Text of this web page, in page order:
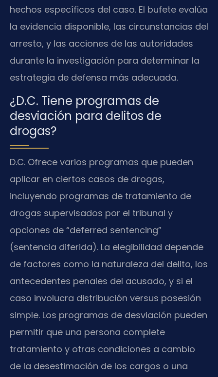
hechos específicos del caso. El bufete evalúa
la evidencia disponible, las circunstancias del
arresto, y las acciones de las autoridades
durante la investigación para determinar la
estrategia de defensa más adecuada.
¿D.C. Tiene programas de
desviación para delitos de
drogas?
D.C. Ofrece varios programas que pueden
aplicar en ciertos casos de drogas,
incluyendo programas de tratamiento de
drogas supervisados por el tribunal y
opciones de “deferred sentencing”
(sentencia diferida). La elegibilidad depende
de factores como la naturaleza del delito, los
antecedentes penales del acusado, y si el
caso involucra distribución versus posesión
simple. Los programas de desviación pueden
permitir que una persona complete
tratamiento y otras condiciones a cambio
de la desestimación de los cargos o una